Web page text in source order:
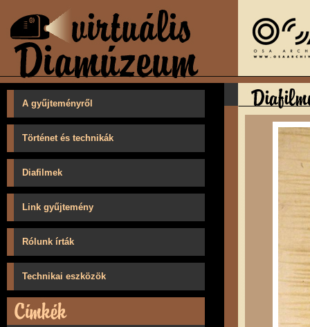
A gyűjteményről
Történet és technikák
Diafilmek
Link gyűjtemény
Rólunk írták
Technikai eszközök